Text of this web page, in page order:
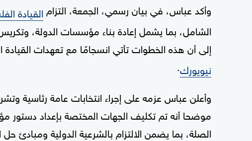
وأكد عباس، في بيان رسمي، الجمعة، التزام القيادة
الشامل، بما يشمل إعادة بناء مؤسسات الدولة،
إلى أن هذه الخطوات تأتي انسجامًا مع تعهدات
نيويورك.
وأعلن عباس عزمه على إجراء انتخابات عامة رئاسية
الصلة، بما يضمن الالتزام بالشرعية الدولية ومبادئ حل